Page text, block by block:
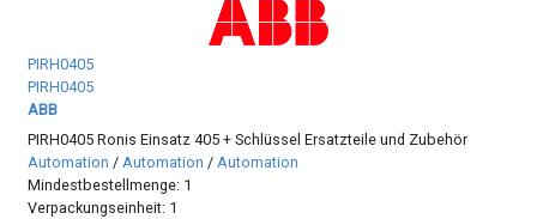
PIRH0405
PIRH0405
ABB
PIRH0405 Ronis Einsatz 405 + Schlüssel Ersatzteile und Zubehör
Automation /Automation /Automation
Mindestbestellmenge: 1
Verpackungseinheit: 1